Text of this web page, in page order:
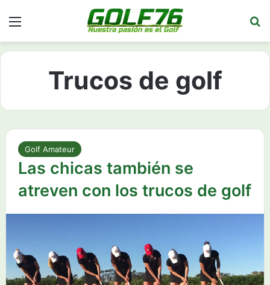
Trucos de golf
Golf Amateur
Las chicas también se
atreven con los trucos de golf